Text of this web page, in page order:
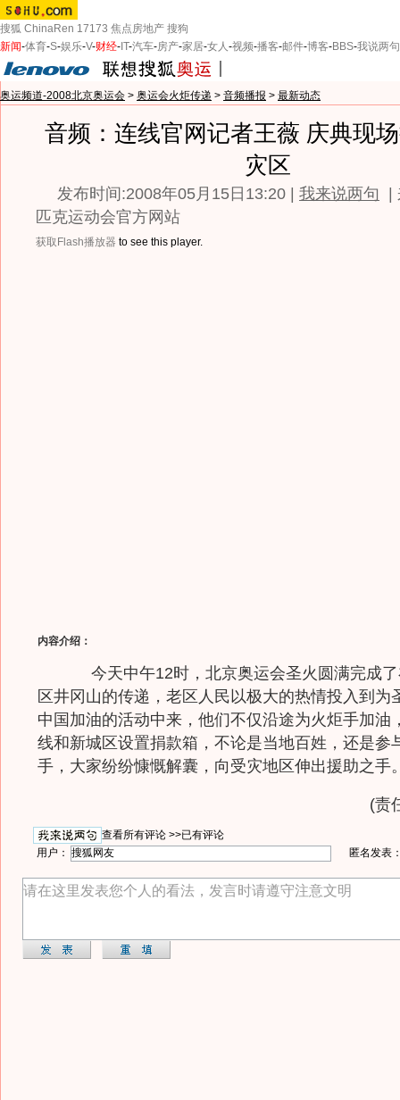
搜狐 ChinaRen 17173 焦点房地产 搜狗
新闻-体育-S-娱乐-V-财经- IT-汽车-房产-家居-女人-视频-播客-邮件-博客-BBS-我说两句
奥运频道-2008北京奥运会 > 奥运会火炬传递 > 音频播报 > 最新动态
音频：连线官网记者王薇 庆典现
灾区
发布时间:2008年05月15日13:20 | 我来说两句
|
匹克运动会官方网站
获取Flash播放器 to see this player.
内容介绍：
今天中午12时，北京奥运会圣火圆满完成了
区井冈山的传递，老区人民以极大的热情投入到为
中国加油的活动中来，他们不仅沿途为火炬手加油
线和新城区设置捐款箱，不论是当地百姓，还是参
手，大家纷纷慷慨解囊，向受灾地区伸出援助之手
(责
查看所有评论 >>已有评论
用户：
匿名发表